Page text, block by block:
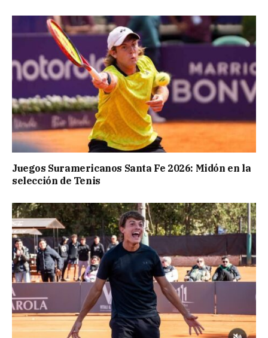
Juegos Suramericanos Santa Fe 2026: Midón en la
selección de Tenis